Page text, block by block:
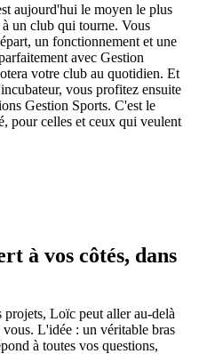
aujourd'hui le moyen le plus
un club qui tourne. Vous
un fonctionnement et une
avec Gestion
votre club au quotidien. Et
vous profitez ensuite
Gestion Sports. C'est le
pour celles et ceux qui veulent
à vos côtés, dans
projets, Loïc peut aller au-delà
vous. L'idée : un véritable bras
à toutes vos questions,